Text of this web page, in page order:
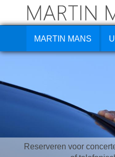
MARTIN MANS
Reserveren voor